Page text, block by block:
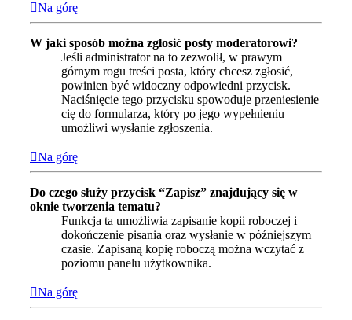
Na górę
W jaki sposób można zgłosić posty moderatorowi?
Jeśli administrator na to zezwolił, w prawym
górnym rogu treści posta, który chcesz zgłosić,
powinien być widoczny odpowiedni przycisk.
Naciśnięcie tego przycisku spowoduje przeniesienie
cię do formularza, który po jego wypełnieniu
umożliwi wysłanie zgłoszenia.
Na górę
Do czego służy przycisk “Zapisz” znajdujący się w
oknie tworzenia tematu?
Funkcja ta umożliwia zapisanie kopii roboczej i
dokończenie pisania oraz wysłanie w późniejszym
czasie. Zapisaną kopię roboczą można wczytać z
poziomu panelu użytkownika.
Na górę